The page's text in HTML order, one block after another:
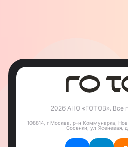
2026 АНО «ГОТОВ». Все
108814, г Москва, р-н Коммунарка,
Сосенки, ул Ясеневая,